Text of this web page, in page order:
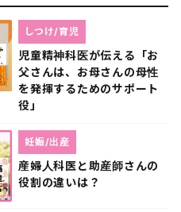
児童精神科医が伝える「お
父さんは、お母さんの母性
を発揮するためのサポート
役」
しつけ/育児
産婦人科医と助産師さんの
役割の違いは？
妊娠/出産